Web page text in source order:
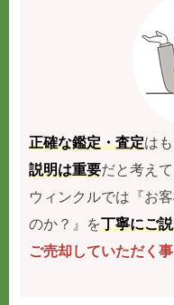
正確な鑑定・査定は
説明は重要だと考えて
ウィンクルでは『お
のか？』を丁寧にご
ご売却していただく